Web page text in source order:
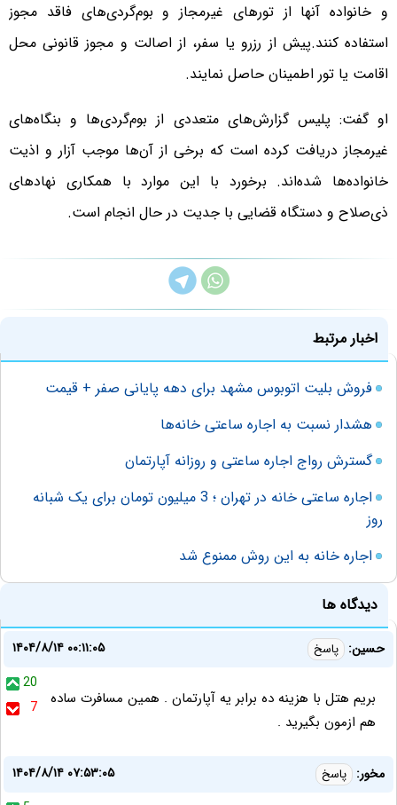
و خانواده‌ آنها از تورهای غیرمجاز و بوم‌گردی‌های فاقد مجوز
استفاده کنند.پیش از رزرو یا سفر، از اصالت و مجوز قانونی محل
اقامت یا تور اطمینان حاصل نمایند.
او گفت: پلیس گزارش‌های متعددی از بوم‌گردی‌ها و بنگاه‌های
غیرمجاز دریافت کرده است که برخی از آن‌ها موجب آزار و اذیت
خانواده‌ها شده‌اند. برخورد با این موارد با همکاری نهادهای
ذی‌صلاح و دستگاه قضایی با جدیت در حال انجام است.
اخبار مرتبط
فروش بلیت اتوبوس مشهد برای دهه پایانی صفر + قیمت
هشدار نسبت به اجاره ساعتی خانه‌ها
گسترش رواج اجاره ساعتی و روزانه آپارتمان
اجاره ساعتی خانه در تهران ؛ 3 میلیون تومان برای یک شبانه
روز
اجاره خانه به این روش ممنوع شد
دیدگاه ها
حسین: پاسخ
۱۴۰۴/۸/۱۴ ۰۰:۱۱:۰۵
20
7
بریم هتل با هزینه ده برابر یه آپارتمان . همین مسافرت ساده
هم ازمون بگیرید .
مخور: پاسخ
۱۴۰۴/۸/۱۴ ۰۷:۵۳:۰۵